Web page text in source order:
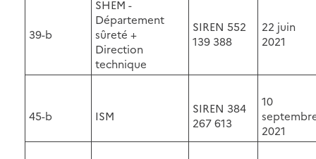
39-b
SHEM -
Département
sûreté +
Direction
technique
SIREN 552
139 388
22 juin
2021
45-b ISM
SIREN 384
267 613
10
2021